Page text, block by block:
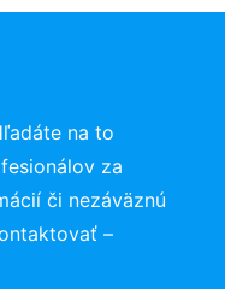
na to
za
či nezáväznú
–